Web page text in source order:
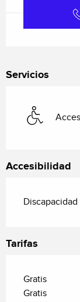
Servicios
Accesibilidad
Tarifas
Gratis
Gratis